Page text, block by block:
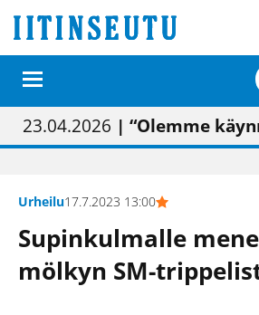
01.02.2026 | Painon vaihtumisen pitäisi näkyä hieman
05.02.2026 | Uudistettu
23.04.2026 | “Olemme käynnistämässä
09.05.2026| "Maalla on totuttu elämään
Urheilu17.7.2023 13:00
Supinkulmalle
mölkyn SM-